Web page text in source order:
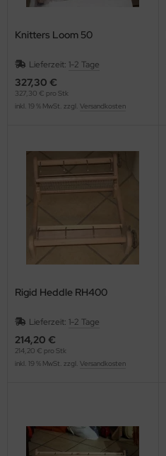
Knitters Loom 50
Lieferzeit: 1-2 Tage
327,30 €
327,30 € pro Stk
inkl. 19 % MwSt. zzgl. Versandkosten
Rigid Heddle RH400
Lieferzeit: 1-2 Tage
214,20 €
214,20 € pro Stk
inkl. 19 % MwSt. zzgl. Versandkosten